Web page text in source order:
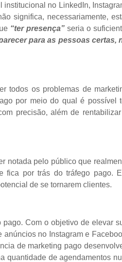
no LinkedIn,
significa, necessariamente,
“ter presença”seria o
para as pessoas certas,
todos os problemas de
por meio do qual é possível
precisão, além de
notada pelo público que
fica por trás do tráfego pago.
de se tornarem clientes.
Com o objetivo de elevar
no Instagram e
de marketing pago
quantidade de agendamentos